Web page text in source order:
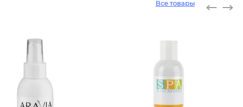
Все товары